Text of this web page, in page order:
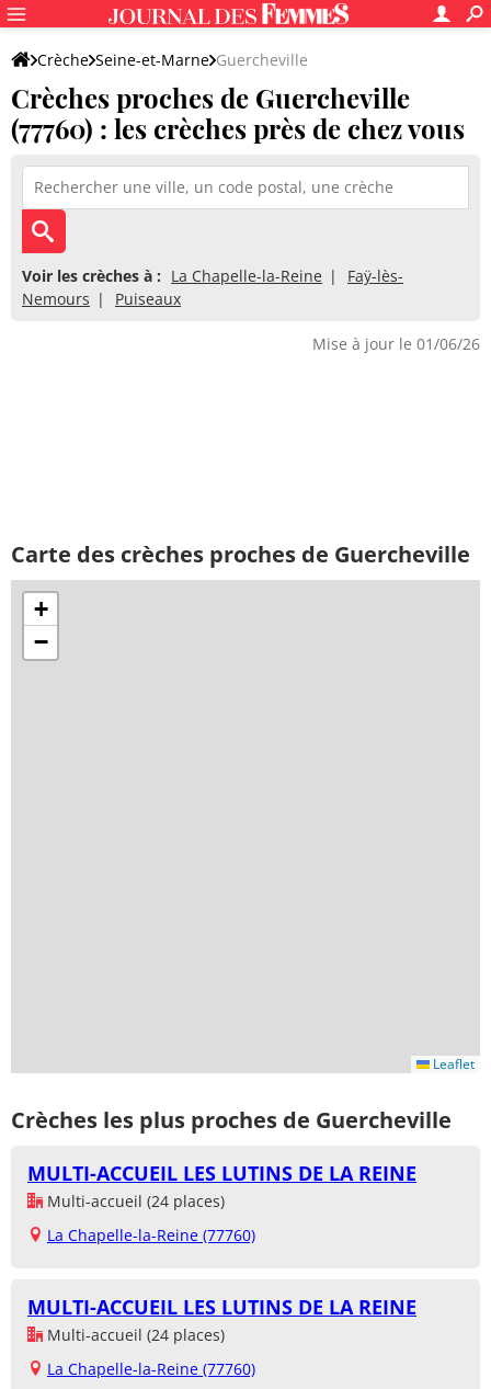
Crèche Seine-et-Marne Guercheville
Crèches proches de Guercheville
(77760) : les crèches près de chez vous
Voir les crèches à : La Chapelle-la-Reine
Faÿ-lès-
Nemours
Puiseaux
Mise à jour le 01/06/26
Carte des crèches proches de Guercheville
+
−
Leaflet
Crèches les plus proches de Guercheville
MULTI-ACCUEIL LES LUTINS DE LA REINE
Multi-accueil (24 places)
La Chapelle-la-Reine (77760)
MULTI-ACCUEIL LES LUTINS DE LA REINE
Multi-accueil (24 places)
La Chapelle-la-Reine (77760)